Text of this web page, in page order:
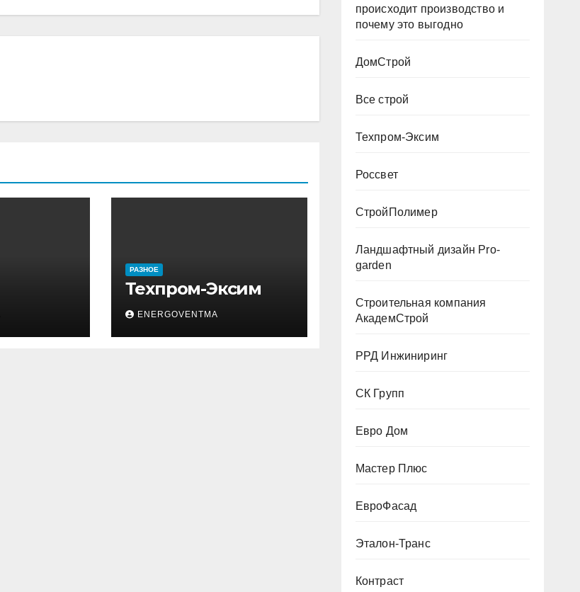
РАЗНОЕ
Техпром-Эксим
ENERGOVENTMA
происходит производство и
почему это выгодно
ДомСтрой
Все строй
Техпром-Эксим
Россвет
СтройПолимер
Ландшафтный дизайн Pro-
garden
Строительная компания
АкадемСтрой
РРД Инжиниринг
СК Групп
Евро Дом
Мастер Плюс
ЕвроФасад
Эталон-Транс
Контраст